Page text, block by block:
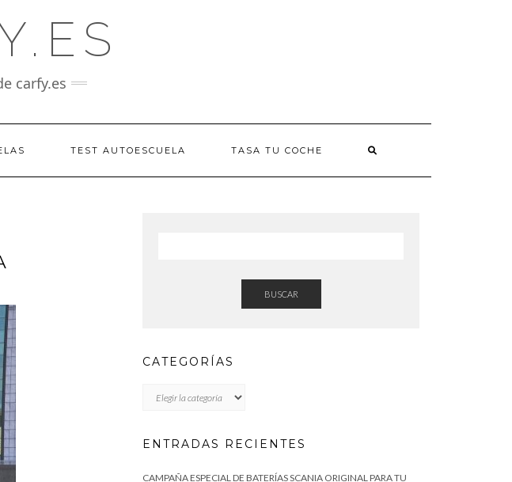
carfy.es
TEST AUTOESCUELA TASA TU COCHE
BUSCAR
CATEGORÍAS
ENTRADAS RECIENTES
CAMPAÑA ESPECIAL DE BATERÍAS SCANIA ORIGINAL PARA TU